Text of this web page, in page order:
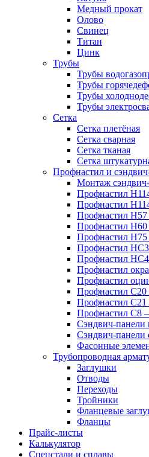
Медный прокат
Олово
Свинец
Титан
Цинк
Трубы
Трубы
Трубы
Трубы
Трубы
Сетка
Сетка плетёная
Сетка сварная
Сетка тканая
Сетка
Профнастил и
Монтаж
Профнастил
Профнастил
Профнастил Н57
Профнастил Н60
Профнастил Н75
Профнастил
Профнастил
Профнастил
Профнастил
Профнастил С20
Профнастил С21
Профнастил С8
Сэндвич-панели
Сэндвич-панели
Фасонные
Трубопроводная
Заглушки
Отводы
Переходы
Тройники
Фланцевые
Фланцы
Прайс-листы
Калькулятор
Спецстали и сплавы